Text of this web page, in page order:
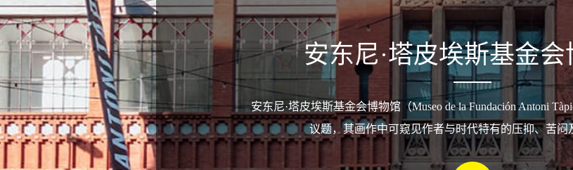
安东尼·塔皮埃斯基金
安东尼·塔皮埃斯基金会博物馆（Museo de la Fundación Antoni
议题，其画作中可窥见作者与时代特有的压抑、苦闷